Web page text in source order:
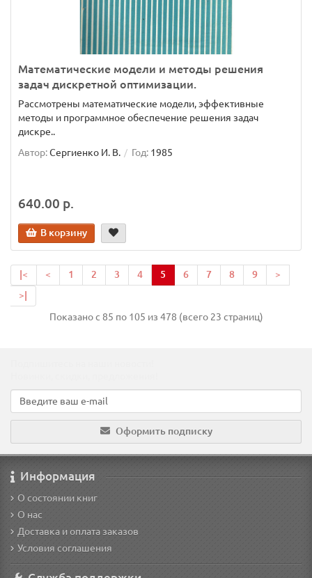
Математические модели и методы решения
задач дискретной оптимизации.
Рассмотрены математические модели, эффективные
методы и программное обеспечение решения задач
дискре..
Автор:Сергиенко И. В. Год: 1985
640.00 р.
В корзину
|< < 1 2 3 4 5 6 7 8 9
>
>|
Показано с 85 по 105 из 478 (всего 23 страниц)
Оформить подписку
Информация
О состоянии книг
О нас
Доставка и оплата заказов
Условия соглашения